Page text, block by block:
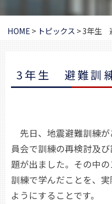
HOME> トピックス >3年生
3年生 避難訓
先日、地震避難訓練
員会で訓練の再検討及
題が出ました。その中の
訓練で学んだことを、
ようにすることです。